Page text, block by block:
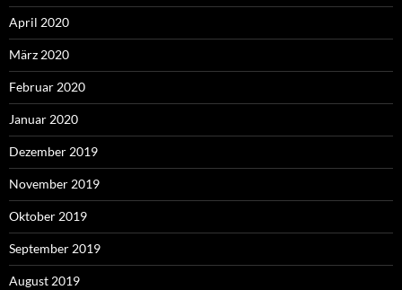
April 2020
März 2020
Februar 2020
Januar 2020
Dezember 2019
November 2019
Oktober 2019
September 2019
August 2019